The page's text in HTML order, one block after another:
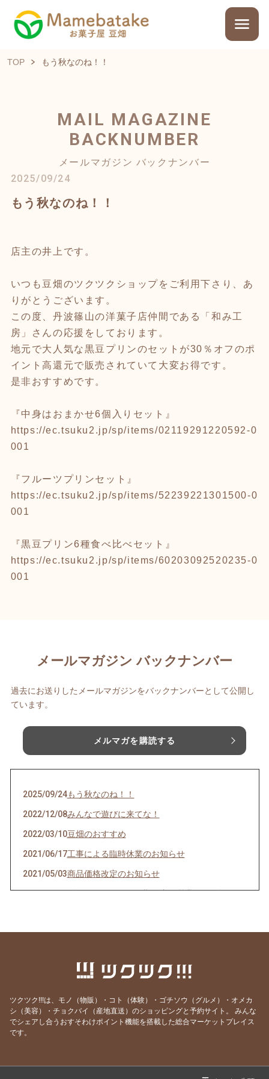
TOP もう秋なのね！！
MAIL MAGAZINE
BACKNUMBER
メールマガジン バックナンバー
2025/09/24
もう秋なのね！！
店主の井上です。
いつも豆畑のツクツクショップをご利用下さり、あ
りがとうございます。
この度、丹波篠山の洋菓子店仲間である「和み工
房」さんの応援をしております。
地元で大人気な黒豆プリンのセットが30％オフのポ
イント高還元で販売されていて大変お得です。
是非おすすめです。
『中身はおまかせ6個入りセット』
https://ec.tsuku2.jp/sp/items/02119291220592-0
001
『フルーツプリンセット』
https://ec.tsuku2.jp/sp/items/52239221301500-0
001
『黒豆プリン6種食べ比べセット』
https://ec.tsuku2.jp/sp/items/60203092520235-0
001
メールマガジン バックナンバー
過去にお送りしたメールマガジンをバックナンバーとして公開し
ています。
メルマガを購読する
2025/09/24もう秋なのね！！
2022/12/08みんなで遊びに来てな！
2022/03/10豆畑のおすすめ
2021/06/17工事による臨時休業のお知らせ
2021/05/03商品価格改定のお知らせ
2021/04/26ゴールデンウィーク期間中の営業日のお知らせ
2020/06/01父の日のプレゼントにオススメ
６月のソフトクリームフェアと６〜８月の開店
2019/03/23 春限定‼マカロン1個プレゼント
2018/12/29 2018年ご愛顧誠にありがとうございました。
ツクツク!!!は、モノ（物販）・コト（体験）・ゴチソウ（グルメ）・オメカ
シ（美容）・チョクバイ（産地直送）のショッピングと予約サイト。
みんな
でシェアし合うおすそわけポイント機能を搭載した総合マーケットプレイス
です。